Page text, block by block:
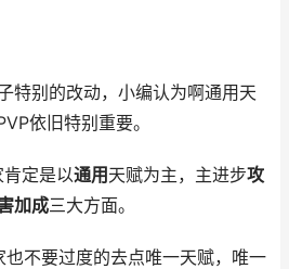
别的改动，小编认为啊通用天
依旧特别重要。
肯定是以通用 天赋为主，主进步攻
加成三大方面。
不要过度的去点唯一天赋，唯一